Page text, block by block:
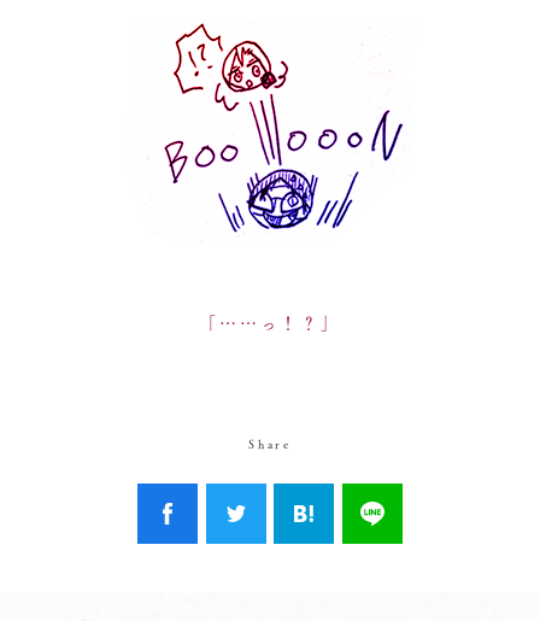
「……っ！？」
Share